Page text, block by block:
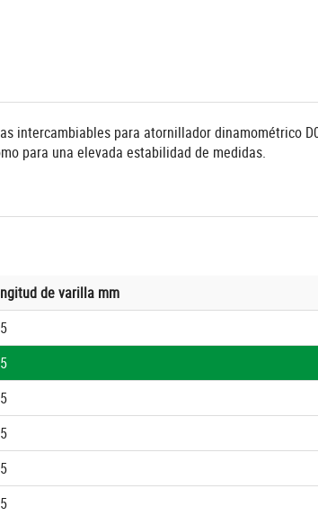
intercambiables para atornillador dinamométrico
para una elevada estabilidad de medidas.
de varilla mm